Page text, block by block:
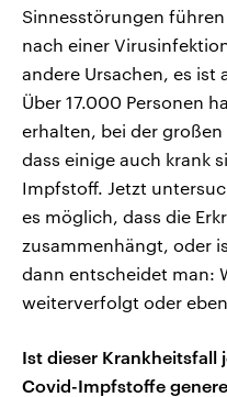
Sinnesstörungen
nach einer
andere Ursachen, es ist
Über 17.000 Personen
erhalten, bei der
dass einige auch krank
Impfstoff. Jetzt
es möglich, dass die
zusammenhängt, oder
dann entscheidet man:
weiterverfolgt oder
Ist dieser Krankheitsfall
Covid-Impfstoffe